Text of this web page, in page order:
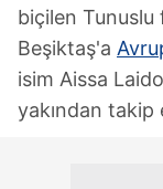
biçilen
Beşiktaş'a
isim Aissa
yakından takip